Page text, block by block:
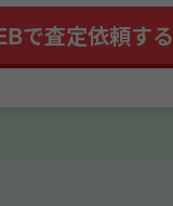
で査定依頼する